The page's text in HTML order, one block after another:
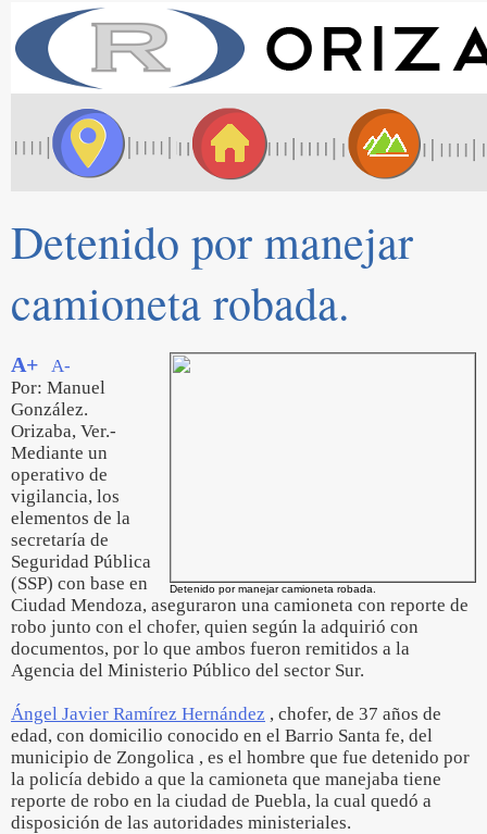
Detenido por manejar
camioneta robada.
Detenido por manejar camioneta robada.
A+
A-
Por: Manuel
González.
Orizaba, Ver.-
Mediante un
operativo de
vigilancia, los
elementos de la
secretaría de
Seguridad Pública
(SSP) con base en
Ciudad Mendoza, aseguraron una camioneta con reporte de
robo junto con el chofer, quien según la adquirió con
documentos, por lo que ambos fueron remitidos a la
Agencia del Ministerio Público del sector Sur.
Ángel Javier Ramírez Hernández , chofer, de 37 años de
edad, con domicilio conocido en el Barrio Santa fe, del
municipio de Zongolica , es el hombre que fue detenido por
la policía debido a que la camioneta que manejaba tiene
reporte de robo en la ciudad de Puebla, la cual quedó a
disposición de las autoridades ministeriales.